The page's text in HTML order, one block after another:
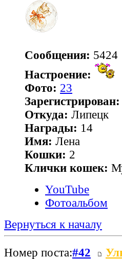
Сообщения: 5424
Настроение:
Фото: 23
Зарегистрирован:
Откуда: Липецк
Награды: 14
Имя: Лена
Кошки: 2
Клички кошек:
YouTube
Фотоальбом
Вернуться к началу
Номер поста:#42